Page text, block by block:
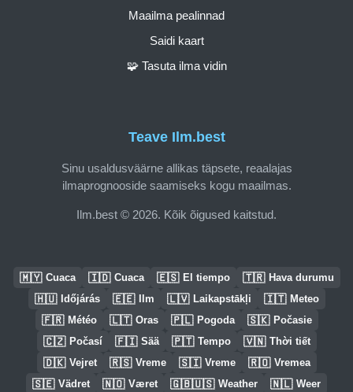
Teave Ilm.best
Sinu usaldusväärne allikas täpsete, reaalajas
ilmaprognooside saamiseks kogu maailmas.
Ilm.best © 2026. Kõik õigused kaitstud.
Maailma pealinnad
Saidi kaart
🧩 Tasuta ilma vidin
🇲🇾 Cuaca 🇮🇩 Cuaca 🇪🇸 El tiempo 🇹🇷 Hava durumu
🇭🇺 Időjárás 🇪🇪 Ilm 🇱🇻 Laikapstākļi 🇮🇹 Meteo
🇫🇷 Météo 🇱🇹 Oras 🇵🇱 Pogoda 🇸🇰 Počasie
🇨🇿 Počasí 🇫🇮 Sää 🇵🇹 Tempo 🇻🇳 Thời tiết
🇩🇰 Vejret 🇷🇸 Vreme 🇸🇮 Vreme 🇷🇴 Vremea
🇸🇪 Vädret 🇳🇴 Været 🇬🇧🇺🇸 Weather 🇳🇱 Weer